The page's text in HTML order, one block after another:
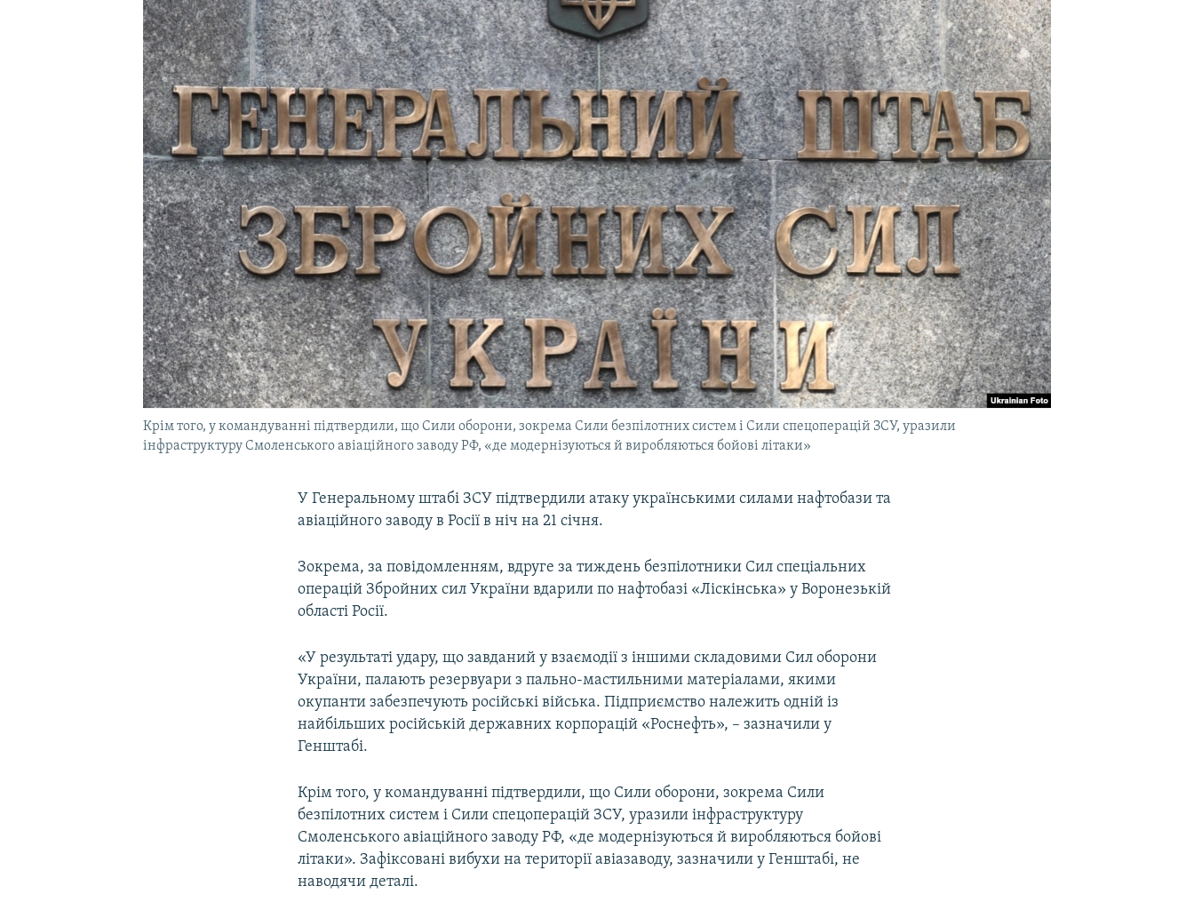
УКРАЇНСЬКА ПРОБЛЕМА КРИМУ
Крім того, у командуванні підтвердили, що Сили оборони, зокрема Сили безпілотних систем і Сили спецоперацій ЗСУ, уразили
інфраструктуру Смоленського авіаційного заводу РФ, «де модернізуються й виробляються бойові літаки»
У Генеральному штабі ЗСУ підтвердили атаку українськими силами нафтобази та
авіаційного заводу в Росії в ніч на 21 січня.
Зокрема, за повідомленням, вдруге за тиждень безпілотники Сил спеціальних
операцій Збройних сил України вдарили по нафтобазі «Ліскінська» у Воронезькій
області Росії.
«У результаті удару, що завданий у взаємодії з іншими складовими Сил оборони
України, палають резервуари з пально-мастильними матеріалами, якими
окупанти забезпечують російські війська. Підприємство належить одній із
найбільших російській державних корпорацій «Роснефть», – зазначили у
Генштабі.
Крім того, у командуванні підтвердили, що Сили оборони, зокрема Сили
безпілотних систем і Сили спецоперацій ЗСУ, уразили інфраструктуру
Смоленського авіаційного заводу РФ, «де модернізуються й виробляються бойові
літаки». Зафіксовані вибухи на території авіазаводу, зазначили у Генштабі, не
наводячи деталі.